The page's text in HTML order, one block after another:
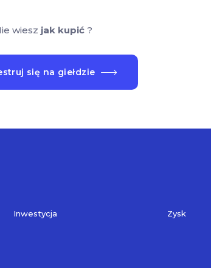
wiesz jak kupić?
się na giełdzie
Inwestycja Zysk